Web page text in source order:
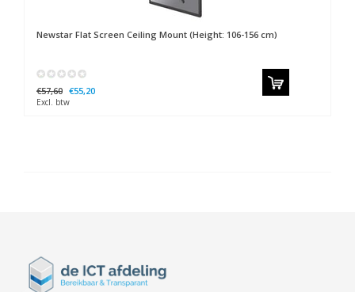
Newstar Flat Screen Ceiling Mount (Height: 106-156 cm)
€57,60 €55,20
Excl. btw